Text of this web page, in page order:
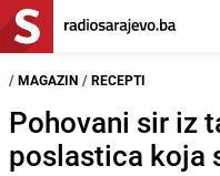
/ MAGAZIN / RECEPTI
Pohovani sir iz
poslastica koja